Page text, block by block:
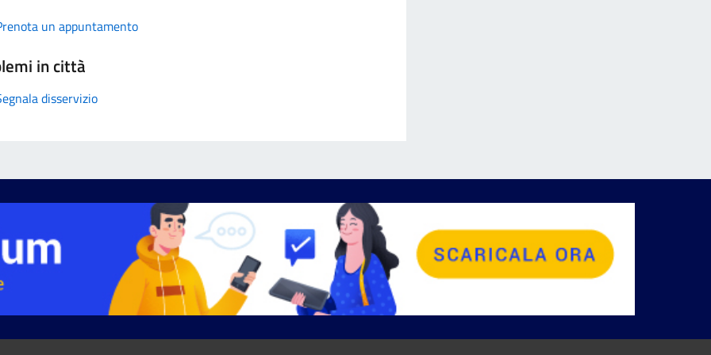
un appuntamento
in città
disservizio